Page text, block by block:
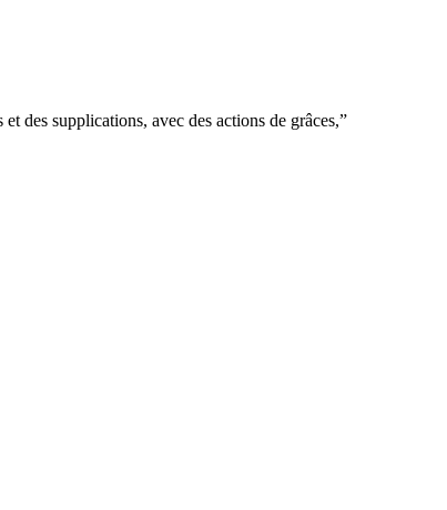
des supplications, avec des actions de grâces,”